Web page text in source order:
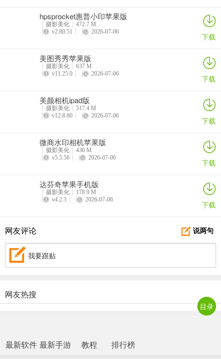
hpsprocket惠普小印苹果版
摄影美化
472.7 M
v2.80.51
2026-07-06 下载
美图秀秀苹果版
摄影美化
637 M
v11.25.0
2026-07-06 下载
美颜相机ipad版
摄影美化
517.4 M
v12.8.80
2026-07-06 下载
微商水印相机苹果版
摄影美化
436 M
v5.5.56
2026-07-06 下载
达芬奇苹果手机版
摄影美化
178.9 M
v4.2.3
2026-07-06 下载
说两句
网友评论
我要跟贴
网友热搜
最新软件 最新手游 教程 排行榜
目录